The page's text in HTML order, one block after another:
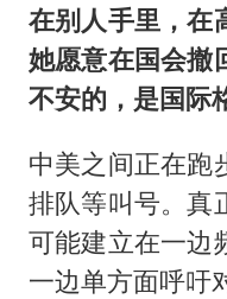
在别人手里，
她愿意在国会撤
不安的，是国际
中美之间正在跑
排队等叫号。真
可能建立在一边
一边单方面呼吁